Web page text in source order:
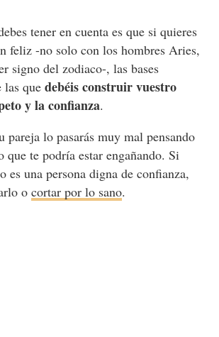
tener en cuenta es que si quieres
feliz -no solo con los hombres Aries,
signo del zodiaco-, las bases
las que debéis construir vuestro
y la confianza.
pareja lo pasarás muy mal pensando
que te podría estar engañando. Si
es una persona digna de confianza,
o cortar por lo sano.